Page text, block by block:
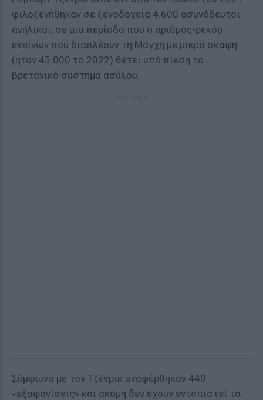
φιλοξενήθηκαν σε ξενοδοχεία 4.600 ασυνόδευτοι
ανήλικοι, σε μια περίοδο που ο αριθμός-ρεκόρ
εκείνων που διαπλέουν τη Μάγχη με μικρά σκάφη
(ήταν 45.000 το 2022) θέτει υπό πίεση το
βρετανικό σύστημα ασύλου.
Σύμφωνα με τον Τζένρικ αναφέρθηκαν 440
«εξαφανίσεις» και ακόμη δεν έχουν εντοπιστεί τα